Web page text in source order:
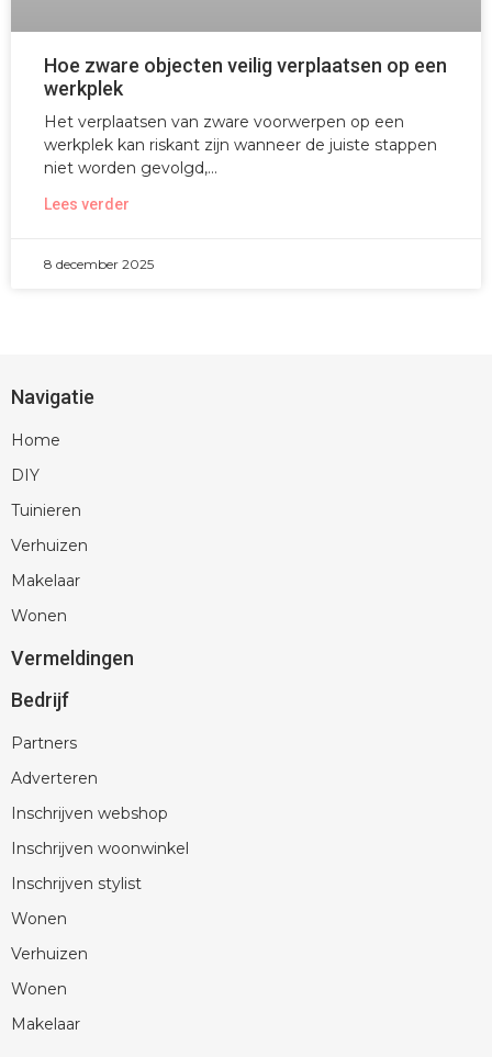
Hoe zware objecten veilig verplaatsen op een
werkplek
Het verplaatsen van zware voorwerpen op een
werkplek kan riskant zijn wanneer de juiste stappen
niet worden gevolgd,
Lees verder
8 december 2025
Navigatie
Home
DIY
Tuinieren
Verhuizen
Makelaar
Wonen
Vermeldingen
Bedrijf
Partners
Adverteren
Inschrijven webshop
Inschrijven woonwinkel
Inschrijven stylist
Wonen
Verhuizen
Wonen
Makelaar